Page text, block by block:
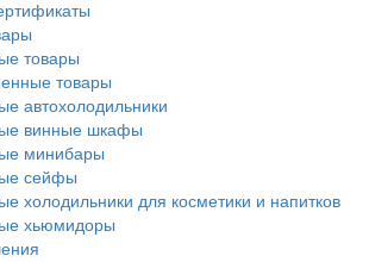
товары
товары
автохолодильники
винные шкафы
минибары
сейфы
холодильники для косметики и напитков
хьюмидоры